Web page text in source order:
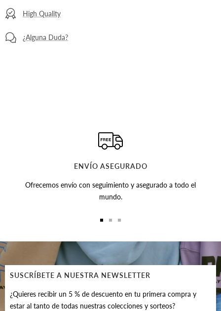
High Quality
¿Alguna Duda?
ENVÍO ASEGURADO
Ofrecemos envío con seguimiento y asegurado a todo el
mundo.
diapositiva
1
diapositiva
2
diapositiva
3
SUSCRÍBETE A NUESTRA NEWSLETTER
¿Quieres recibir un 5 % de descuento en tu primera compra y
estar al tanto de todas nuestras colecciones y sorteos?